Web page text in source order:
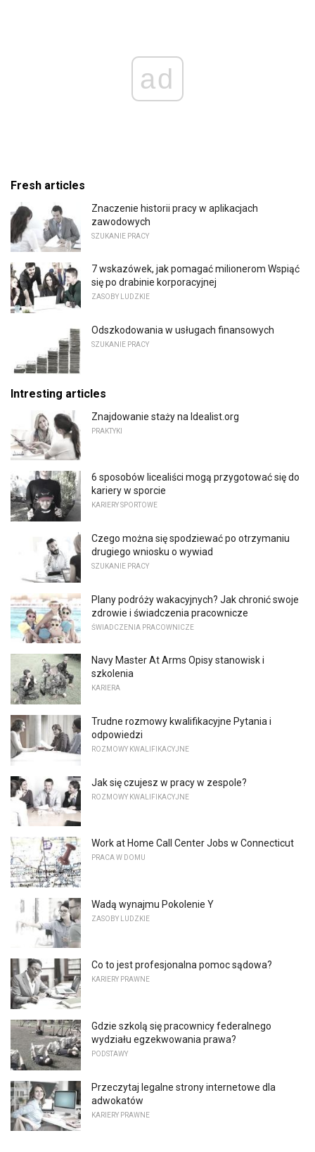
ad
Fresh articles
Znaczenie historii pracy w aplikacjach
zawodowych
SZUKANIE PRACY
7 wskazówek, jak pomagać milionerom Wspiąć
się po drabinie korporacyjnej
ZASOBY LUDZKIE
Odszkodowania w usługach finansowych
SZUKANIE PRACY
Intresting articles
Znajdowanie staży na Idealist.org
PRAKTYKI
6 sposobów licealiści mogą przygotować się do
kariery w sporcie
KARIERY SPORTOWE
Czego można się spodziewać po otrzymaniu
drugiego wniosku o wywiad
SZUKANIE PRACY
Plany podróży wakacyjnych? Jak chronić swoje
zdrowie i świadczenia pracownicze
ŚWIADCZENIA PRACOWNICZE
Navy Master At Arms Opisy stanowisk i
szkolenia
KARIERA
Trudne rozmowy kwalifikacyjne Pytania i
odpowiedzi
ROZMOWY KWALIFIKACYJNE
Jak się czujesz w pracy w zespole?
ROZMOWY KWALIFIKACYJNE
Work at Home Call Center Jobs w Connecticut
PRACA W DOMU
Wadą wynajmu Pokolenie Y
ZASOBY LUDZKIE
Co to jest profesjonalna pomoc sądowa?
KARIERY PRAWNE
Gdzie szkolą się pracownicy federalnego
wydziału egzekwowania prawa?
PODSTAWY
Przeczytaj legalne strony internetowe dla
adwokatów
KARIERY PRAWNE